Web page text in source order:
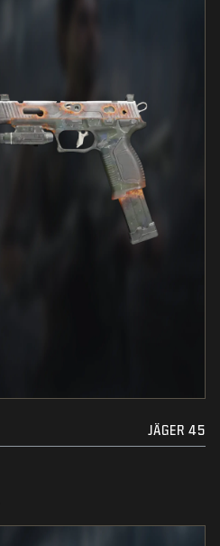
JÄGER 45